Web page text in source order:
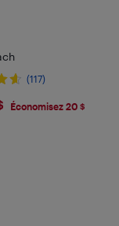
(117)
Économisez 20 $